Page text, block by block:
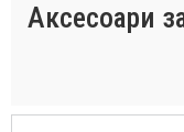
Аксесоари